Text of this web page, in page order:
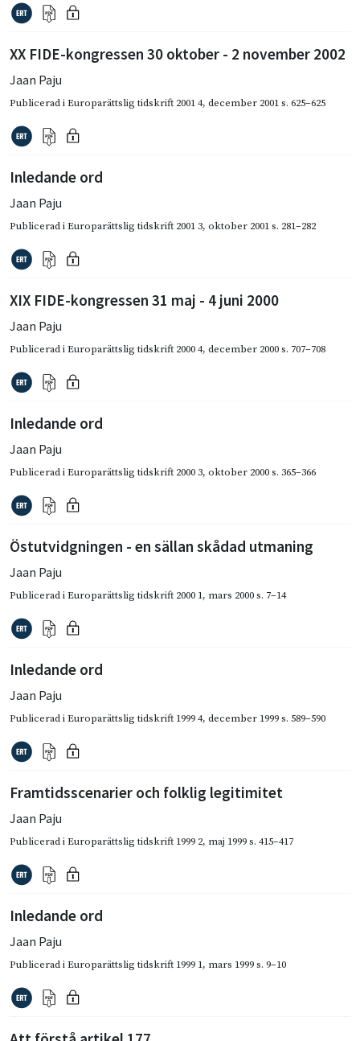
XX FIDE-kongressen 30 oktober - 2 november 2002
Jaan Paju
Publicerad iEuroparättslig tidskrift 2001 4, december 2001s. 625–625
Inledande ord
Jaan Paju
Publicerad iEuroparättslig tidskrift 2001 3, oktober 2001s. 281–282
XIX FIDE-kongressen 31 maj - 4 juni 2000
Jaan Paju
Publicerad iEuroparättslig tidskrift 2000 4, december 2000s. 707–708
Inledande ord
Jaan Paju
Publicerad iEuroparättslig tidskrift 2000 3, oktober 2000s. 365–366
Östutvidgningen - en sällan skådad utmaning
Jaan Paju
Publicerad iEuroparättslig tidskrift 2000 1, mars 2000s. 7–14
Inledande ord
Jaan Paju
Publicerad iEuroparättslig tidskrift 1999 4, december 1999s. 589–590
Framtidsscenarier och folklig legitimitet
Jaan Paju
Publicerad iEuroparättslig tidskrift 1999 2, maj 1999s. 415–417
Inledande ord
Jaan Paju
Publicerad iEuroparättslig tidskrift 1999 1, mars 1999s. 9–10